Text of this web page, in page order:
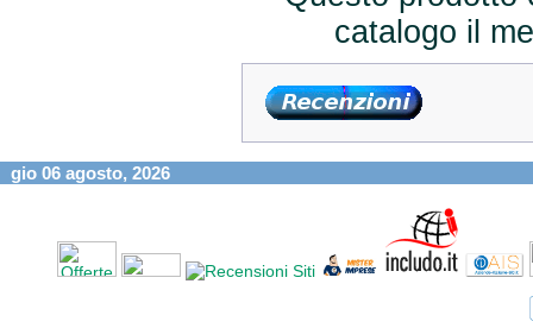
catalogo il
gio 06 agosto, 2026